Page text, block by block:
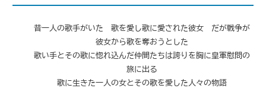
昔一人の歌手がいた 歌を愛し歌に愛された彼女 だが戦争が
彼女から歌を奪おうとした
歌い手とその歌に惚れ込んだ仲間たちは誇りを胸に皇軍慰問の
旅に出る
歌に生きた一人の女とその歌を愛した人々の物語